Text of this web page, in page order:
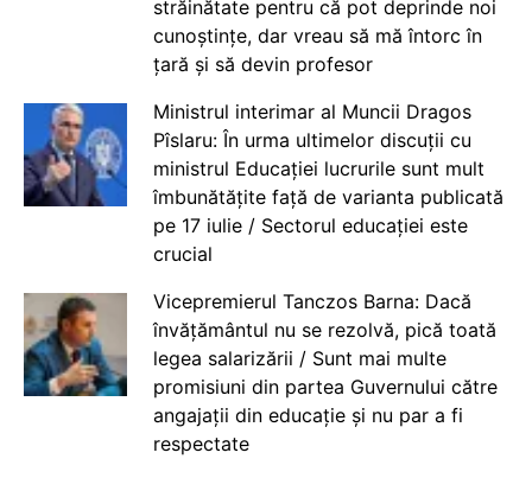
străinătate pentru că pot deprinde noi
cunoștințe, dar vreau să mă întorc în
țară și să devin profesor
Ministrul interimar al Muncii Dragos
Pîslaru: În urma ultimelor discuții cu
ministrul Educației lucrurile sunt mult
îmbunătățite față de varianta publicată
pe 17 iulie / Sectorul educației este
crucial
Vicepremierul Tanczos Barna: Dacă
învățământul nu se rezolvă, pică toată
legea salarizării / Sunt mai multe
promisiuni din partea Guvernului către
angajații din educație și nu par a fi
respectate